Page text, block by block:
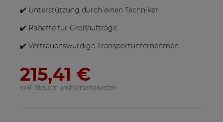
✔️ Unterstützung durch einen Techniker
✔️ Rabatte für Großaufträge
✔️ Vertrauenswürdige Transportunternehmen
215,41 €
exkl. Steuern und Versandkosten